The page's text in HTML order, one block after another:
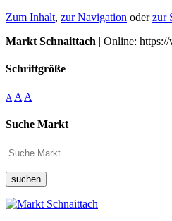
Zum Inhalt, zur Navigation oderzur
Markt Schnaittach | Online:
Schriftgröße
A A A
Suche Markt
suchen